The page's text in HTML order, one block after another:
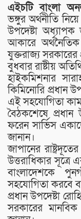
এইচটি বাংলা
ভঙ্গুর অর্থনীতি
উপদেষ্টা
আকারে
যুক্তরাজ্য সরকারের
বুধবার রাষ্টীয়
হাইকমিশনার
কিমিনোরি প্রধান
এই সহযোগিতা
বৈঠকশেষে
ফরেন সার্ভিস
জানান।
জাপানের
উত্তরাধিকার সূত্রে
বাংলাদেশকে
সহযোগিতা করবে
প্রধান উপদেষ্টা
সরকারের